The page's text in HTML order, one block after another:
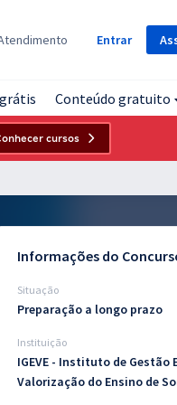
Entrar
Conteúdo gratuito
cursos
Informações do
Situação
Preparação a longo prazo
Instituição
IGEVE - Instituto de Gestão
Valorização do Ensino de